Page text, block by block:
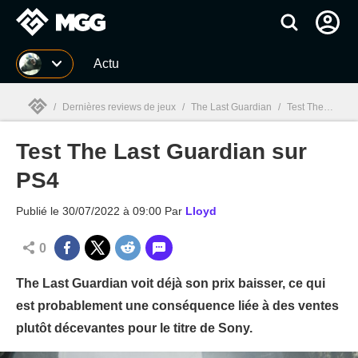
MGG Actu
MGG
/ Dernières reviews de jeux / The Last Guardian / Test The Last Guardian sur PS4
Test The Last Guardian sur
PS4
Publié le 30/07/2022 à 09:00 Par Lloyd
0
The Last Guardian voit déjà son prix baisser, ce qui
est probablement une conséquence liée à des ventes
plutôt décevantes pour le titre de Sony.